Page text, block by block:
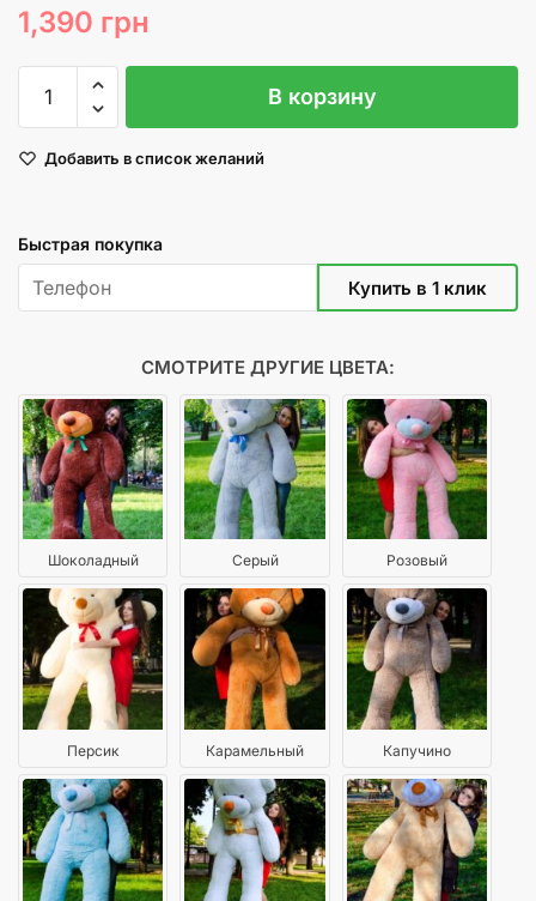
1,390 грн
Количество
товара
Рафаэль
Коричневый
В корзину
Добавить в список желаний
Быстрая покупка
СМОТРИТЕ ДРУГИЕ ЦВЕТА:
Шоколадный Серый Розовый
Персик Карамельный Капучино